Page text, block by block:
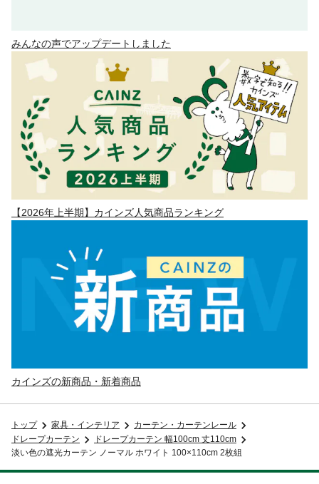
みんなの声でアップデートしました
【2026年上半期】カインズ人気商品ランキング
カインズの新商品・新着商品
トップ 家具・インテリア
カーテン・カーテンレール
ドレープカーテン
ドレープカーテン 幅100cm 丈110cm
淡い色の遮光カーテン ノーマル ホワイト 100×110cm 2枚組